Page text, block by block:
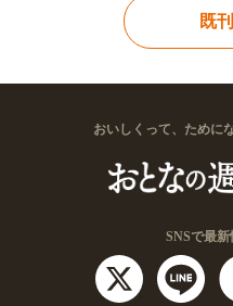
既
おいしくって、ために
SNSで最